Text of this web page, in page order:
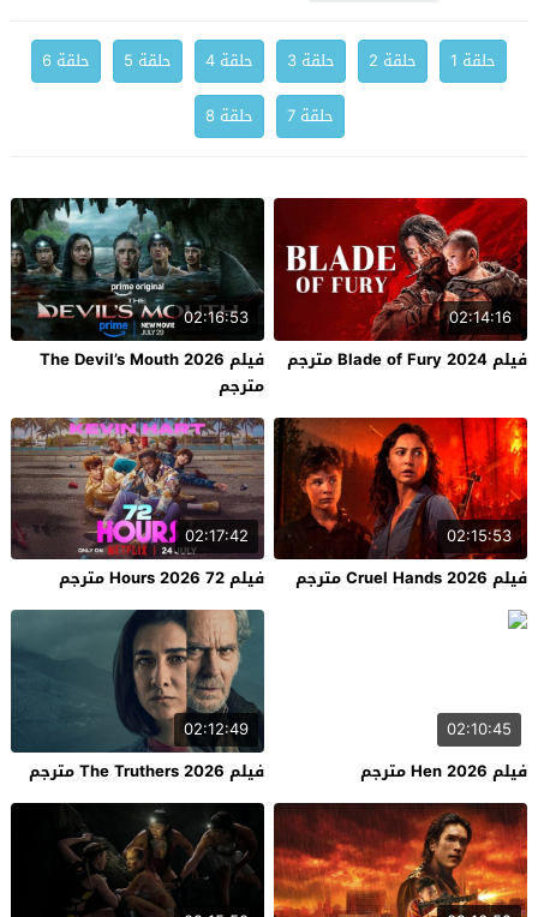
حلقة 1 حلقة 2 حلقة 3 حلقة 4 حلقة 5
حلقة 6
حلقة 7
حلقة 8
02:14:16
فيلم Blade of Fury 2024 مترجم
02:16:53
فيلم The Devil’s Mouth 2026
مترجم
02:15:53
فيلم Cruel Hands 2026 مترجم
02:17:42
فيلم 72 Hours 2026 مترجم
02:10:45
فيلم Hen 2026 مترجم
02:12:49
فيلم The Truthers 2026 مترجم